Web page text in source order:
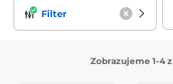
Filter
Zobrazujeme 1-4